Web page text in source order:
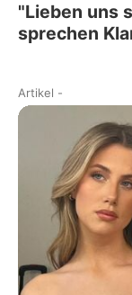
"Lieben uns
sprechen
Artikel -